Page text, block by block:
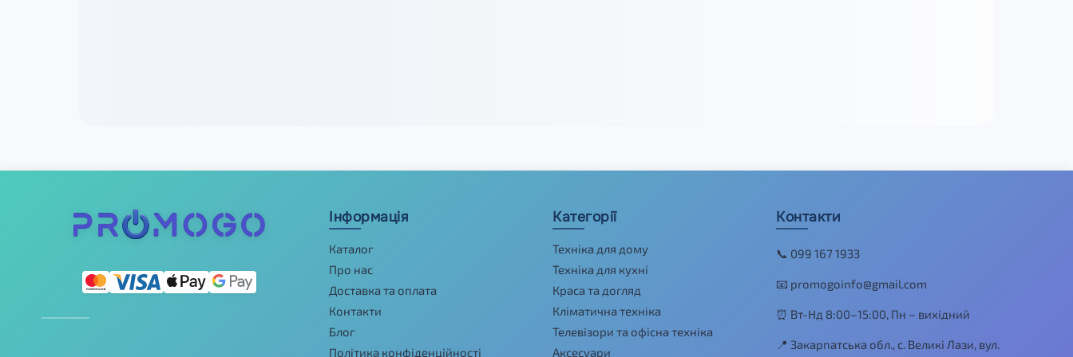
Інформація
Каталог
Про нас
Доставка та оплата
Контакти
Блог
Політика конфіденційності
Категорії
Техніка для дому
Техніка для кухні
Краса та догляд
Кліматична техніка
Телевізори та офісна техніка
Аксесуари
Контакти
📞 099 167 1933
📧 promogoinfo@gmail.com
⏰ Вт-Нд 8:00–15:00, Пн – вихідний
📍 Закарпатська обл., с. Великі Лази, вул.